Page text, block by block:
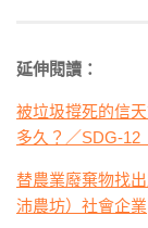
延伸閱讀：
被垃圾撐死的信
多久？／SDG-12
替農業廢棄物找
沛農坊）社會企業